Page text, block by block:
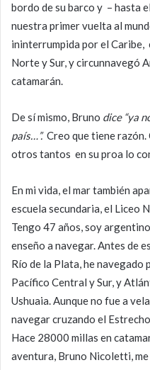
bordo de su barco y – hasta
nuestra primer vuelta al
ininterrumpida por el
Norte y Sur, y circunnavegó
catamarán.
De sí mismo, Bruno dice “ya
país…”.Creo que tiene razón.
otros tantos en su proa lo
En mi vida, el mar también
escuela secundaria, el Liceo
Tengo 47 años, soy
enseño a navegar. Antes de
Río de la Plata, he navegado
Pacífico Central y Sur, y
Ushuaia. Aunque no fue a
navegar cruzando el
Hace 28000 millas en
aventura, Bruno Nicoletti, me